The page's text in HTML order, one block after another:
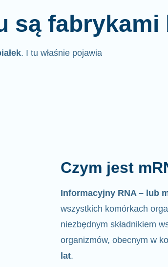
są fabrykami
. I tu właśnie pojawia
Czym jest
Informacyjny RNA – lub
wszystkich komórkach
niezbędnym składnikiem
organizmów, obecnym w
lat.